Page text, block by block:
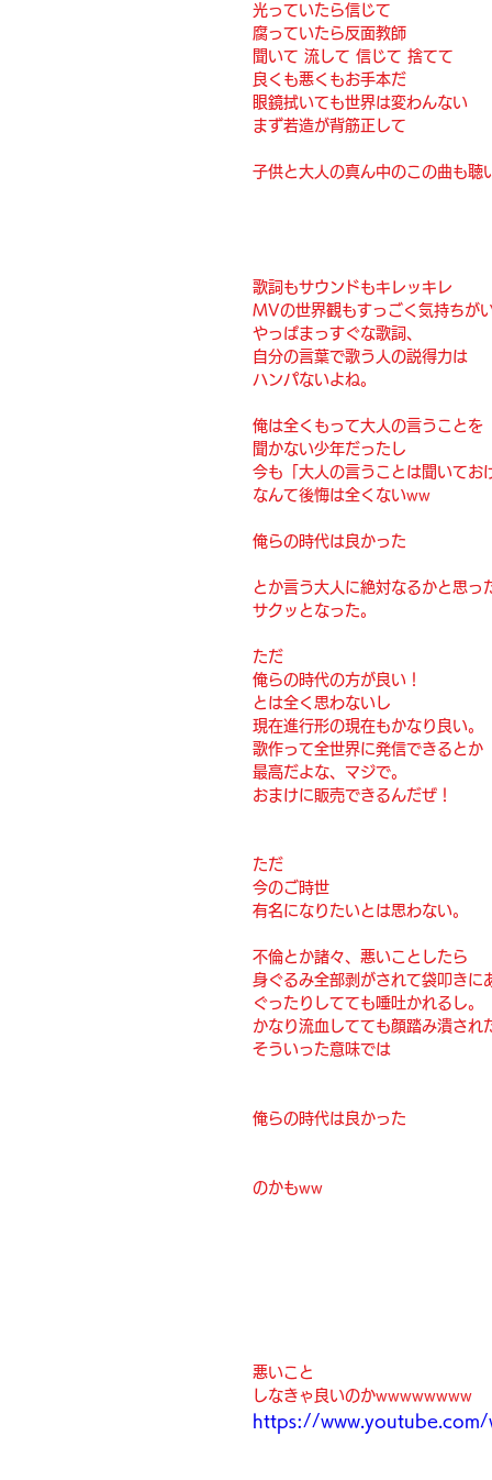
光っていたら信じて
腐っていたら反面教師
聞いて 流して 信じて 捨てて
良くも悪くもお手本だ
眼鏡拭いても世界は変わんない
まず若造が背筋正して
子供と大人の真ん中のこの曲も聴
歌詞もサウンドもキレッキレ
MVの世界観もすっごく気持ちが
やっぱまっすぐな歌詞、
自分の言葉で歌う人の説得力は
ハンパないよね。
俺は全くもって大人の言うことを
聞かない少年だったし
今も「大人の言うことは聞いてお
なんて後悔は全くないww
俺らの時代は良かった
とか言う大人に絶対なるかと思っ
サクッとなった。
ただ
俺らの時代の方が良い！
とは全く思わないし
現在進行形の現在もかなり良い。
歌作って全世界に発信できるとか
最高だよな、マジで。
おまけに販売できるんだぜ！
ただ
今のご時世
有名になりたいとは思わない。
不倫とか諸々、悪いことしたら
身ぐるみ全部剥がされて袋叩きに
ぐったりしてても唾吐かれるし。
かなり流血してても顔踏み潰され
そういった意味では
俺らの時代は良かった
のかもww
悪いこと
しなきゃ良いのかwwwwwwww
https://www.youtube.com/